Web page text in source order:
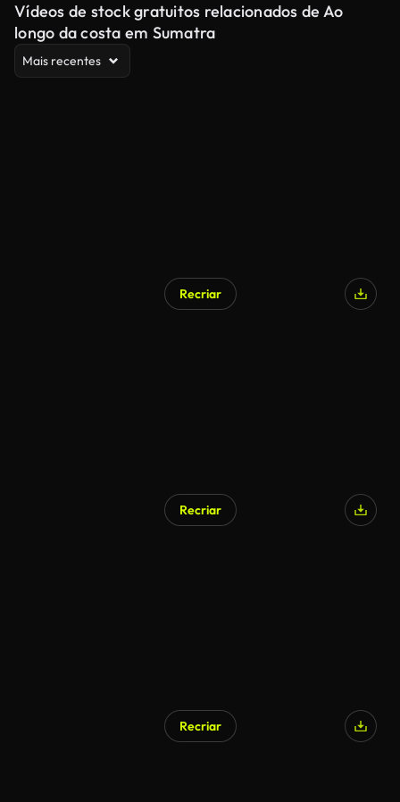
Vídeos de stock gratuitos relacionados de Ao
longo da costa em Sumatra
Mais recentes
Recriar
Recriar
Recriar